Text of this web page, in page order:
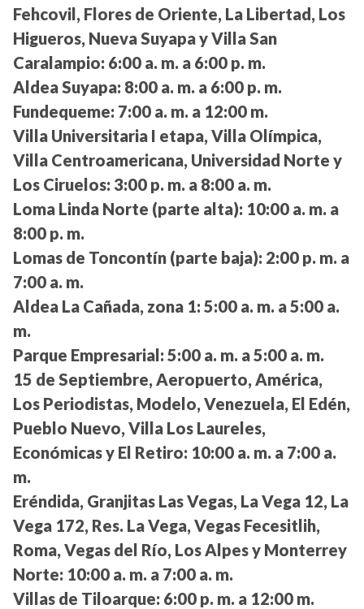
Fehcovil, Flores de Oriente, La Libertad, Los
Higueros, Nueva Suyapa y Villa San
Caralampio: 6:00 a. m. a 6:00 p. m.
Aldea Suyapa: 8:00 a. m. a 6:00 p. m.
Fundequeme: 7:00 a. m. a 12:00 m.
Villa Universitaria I etapa, Villa Olímpica,
Villa Centroamericana, Universidad Norte y
Los Ciruelos: 3:00 p. m. a 8:00 a. m.
Loma Linda Norte (parte alta): 10:00 a. m. a
8:00 p. m.
Lomas de Toncontín (parte baja): 2:00 p. m. a
7:00 a. m.
Aldea La Cañada, zona 1: 5:00 a. m. a 5:00 a.
m.
Parque Empresarial: 5:00 a. m. a 5:00 a. m.
15 de Septiembre, Aeropuerto, América,
Los Periodistas, Modelo, Venezuela, El Edén,
Pueblo Nuevo, Villa Los Laureles,
Económicas y El Retiro: 10:00 a. m. a 7:00 a.
m.
Eréndida, Granjitas Las Vegas, La Vega 12, La
Vega 172, Res. La Vega, Vegas Fecesitlih,
Roma, Vegas del Río, Los Alpes y Monterrey
Norte: 10:00 a. m. a 7:00 a. m.
Villas de Tiloarque: 6:00 p. m. a 12:00 m.